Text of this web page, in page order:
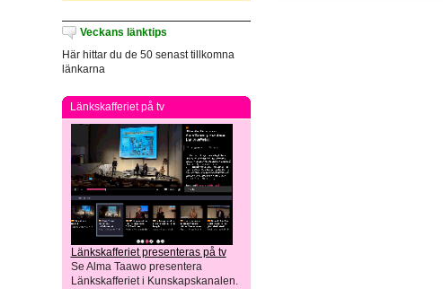
Veckans länktips
Här hittar du de 50 senast tillkomna
länkarna
Länkskafferiet på tv
Länkskafferiet presenteras på tv
Se Alma Taawo presentera
Länkskafferiet i Kunskapskanalen.